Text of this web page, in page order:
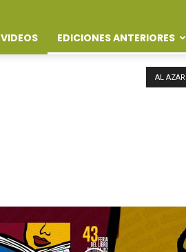
VIDEOS EDICIONES ANTERIORES
AL AZAR